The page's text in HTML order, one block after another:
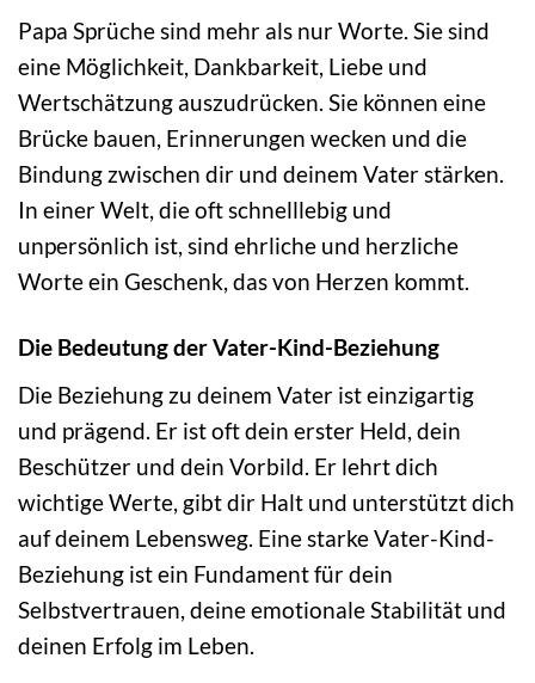
Papa Sprüche sind mehr als nur Worte. Sie sind
eine Möglichkeit, Dankbarkeit, Liebe und
Wertschätzung auszudrücken. Sie können eine
Brücke bauen, Erinnerungen wecken und die
Bindung zwischen dir und deinem Vater stärken.
In einer Welt, die oft schnelllebig und
unpersönlich ist, sind ehrliche und herzliche
Worte ein Geschenk, das von Herzen kommt.
Die Bedeutung der Vater-Kind-Beziehung
Die Beziehung zu deinem Vater ist einzigartig
und prägend. Er ist oft dein erster Held, dein
Beschützer und dein Vorbild. Er lehrt dich
wichtige Werte, gibt dir Halt und unterstützt dich
auf deinem Lebensweg. Eine starke Vater-Kind-
Beziehung ist ein Fundament für dein
Selbstvertrauen, deine emotionale Stabilität und
deinen Erfolg im Leben.